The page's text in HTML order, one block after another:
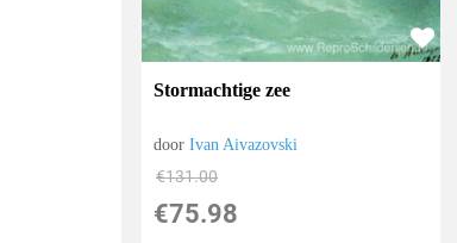
Stormachtige zee
doorIvan Aivazovski
€131.00
€75.98